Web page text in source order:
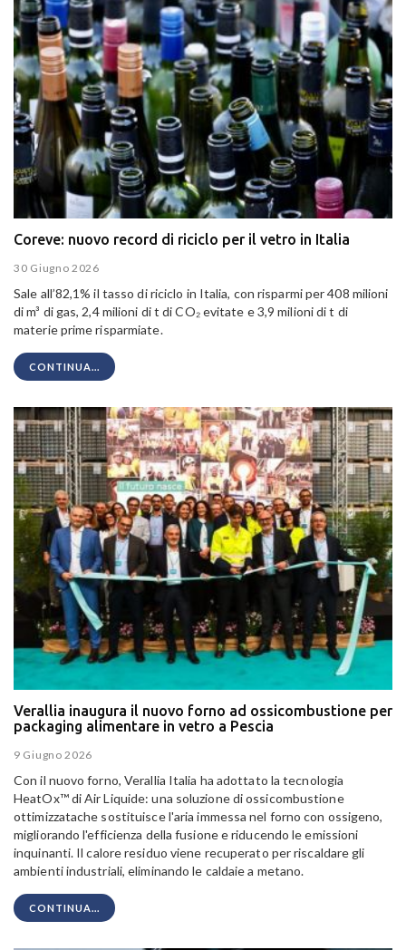
Coreve: nuovo record di riciclo per il vetro in Italia
30 Giugno 2026
Sale all’82,1% il tasso di riciclo in Italia, con risparmi per 408 milioni
di m³ di gas, 2,4 milioni di t di CO₂ evitate e 3,9 milioni di t di
materie prime risparmiate.
CONTINUA...
Verallia inaugura il nuovo forno ad ossicombustione per
packaging alimentare in vetro a Pescia
9 Giugno 2026
Con il nuovo forno, Verallia Italia ha adottato la tecnologia
HeatOx™ di Air Liquide: una soluzione di ossicombustione
ottimizzatache sostituisce l'aria immessa nel forno con ossigeno,
migliorando l'efficienza della fusione e riducendo le emissioni
inquinanti. Il calore residuo viene recuperato per riscaldare gli
ambienti industriali, eliminando le caldaie a metano.
CONTINUA...